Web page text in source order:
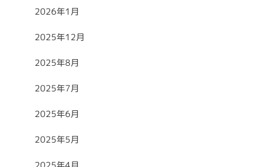
2026年1月
2025年12月
2025年8月
2025年7月
2025年6月
2025年5月